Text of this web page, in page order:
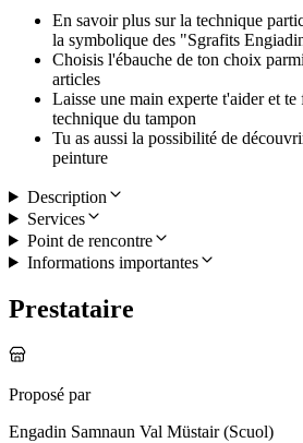
En savoir plus sur la technique
la symbolique des "Sgrafits
Choisis l'ébauche de ton choix
articles
Laisse une main experte t'aider et
technique du tampon
Tu as aussi la possibilité de
peinture
Description
Services
Point de rencontre
Informations importantes
Prestataire
Proposé par
Engadin Samnaun Val Müstair (Scuol)